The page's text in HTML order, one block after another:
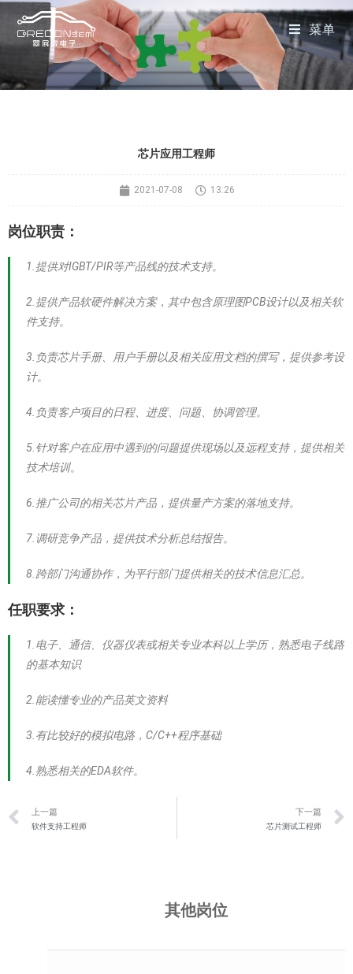
菜单
芯片应用工程师
2021-07-08 13:26
岗位职责：
1.提供对IGBT/PIR等产品线的技术支持。
2.提供产品软硬件解决方案，其中包含原理图PCB设计以及相关软
件支持。
3.负责芯片手册、用户手册以及相关应用文档的撰写，提供参考设
计。
4.负责客户项目的日程、进度、问题、协调管理。
5.针对客户在应用中遇到的问题提供现场以及远程支持，提供相关
技术培训。
6.推广公司的相关芯片产品，提供量产方案的落地支持。
7.调研竞争产品，提供技术分析总结报告。
8.跨部门沟通协作，为平行部门提供相关的技术信息汇总。
任职要求：
1.电子、通信、仪器仪表或相关专业本科以上学历，熟悉电子线路
的基本知识
2.能读懂专业的产品英文资料
3.有比较好的模拟电路，C/C++程序基础
4.熟悉相关的EDA软件。
上一篇
软件支持工程师
下一篇
芯片测试工程师
其他岗位